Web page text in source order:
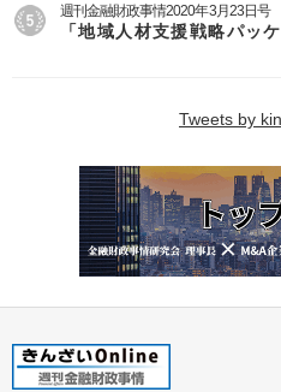
週刊金融財政事情2020年3月23日号
「地域人材支援戦略パッ
Tweets by